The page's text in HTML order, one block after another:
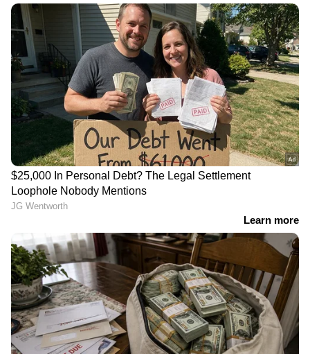
DOWNLOAD APP
RECOMMENDED STORIES
'ഇനി ഇവർക്കെല്ലാം വിട!
ഒപ്പം വലിയൊരു
ആശ്വാസവും'; മുഖ്യമന്ത്രി
സ്ഥാനം നഷ്ടമായ
പ്രതിപക്ഷ
ദേശീയപാതയിൽ 4
പേരുമായി കത്തിക്കരിഞ്ഞ
നിലയിൽ സ്കോർപ്പിയോ,
ഭർത്താവിന്റെ മരണവിവരം
അറിഞ്ഞ് തളർന്നുവീണ